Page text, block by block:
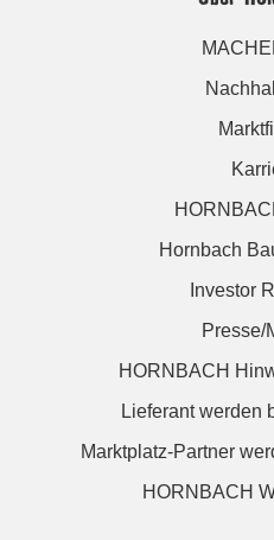
Hornbach
Investor
Presse/
HORNBACH
Lieferant werden
Marktplatz-Partner
HORNBACH